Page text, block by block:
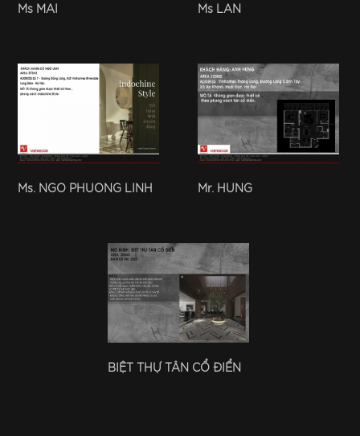
Ms MAI Ms LAN
Ms. NGO PHUONG LINH Mr. HUNG
BIỆT THỰ TÂN CỔ ĐIỂN